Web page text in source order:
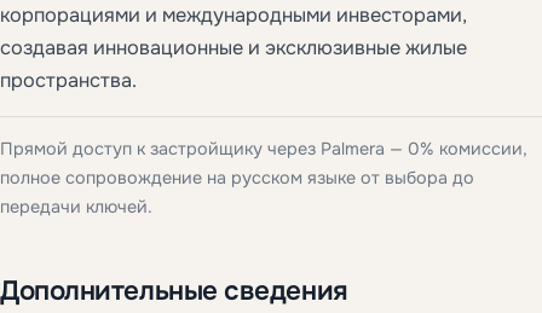
корпорациями и международными инвесторами,
создавая инновационные и эксклюзивные жилые
пространства.
Прямой доступ к застройщику через Palmera — 0% комиссии,
полное сопровождение на русском языке от выбора до
передачи ключей.
Дополнительные сведения